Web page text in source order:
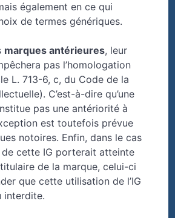
également en ce qui
de termes génériques.
marques antérieures, leur
pas l’homologation
L. 713-6, c, du Code de la
C’est-à-dire qu’une
pas une antériorité à
est toutefois prévue
notoires. Enfin, dans le cas
de cette IG porterait atteinte
de la marque, celui-ci
que cette utilisation de l’IG
interdite.